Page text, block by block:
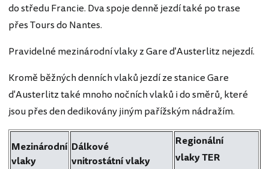
do středu Francie. Dva spoje denně jezdí také po trase
přes Tours do Nantes.
Pravidelné mezinárodní vlaky z Gare d'Austerlitz nejezdí.
Kromě běžných denních vlaků jezdí ze stanice Gare
d'Austerlitz také mnoho nočních vlaků i do směrů, které
jsou přes den dedikovány jiným pařížským nádražím.
Mezinárodní
vlaky
Dálkové
vnitrostátní vlaky
Regionální
vlaky TER